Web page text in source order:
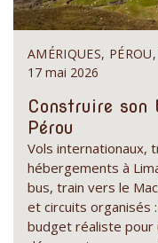
AMÉRIQUES,
17 mai 2026
Construire son
Pérou
Vols internationaux,
hébergements à
bus, train vers le
et circuits organisés
budget réaliste pour